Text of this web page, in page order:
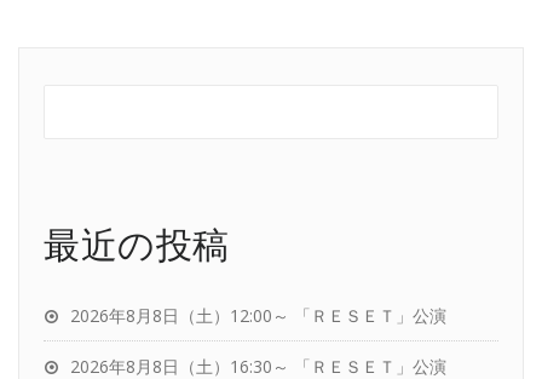
最近の投稿
2026年8月8日（土）12:00～ 「ＲＥＳＥＴ」公演
2026年8月8日（土）16:30～ 「ＲＥＳＥＴ」公演